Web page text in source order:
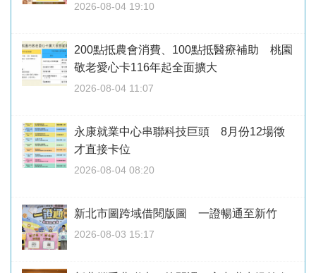
2026-08-04 19:10
200點抵農會消費、100點抵醫療補助 桃園
敬老愛心卡116年起全面擴大
2026-08-04 11:07
永康就業中心串聯科技巨頭 8月份12場徵
才直接卡位
2026-08-04 08:20
新北市圖跨域借閱版圖 一證暢通至新竹
2026-08-03 15:17